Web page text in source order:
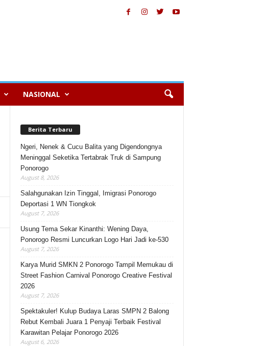
NASIONAL
Berita Terbaru
Ngeri, Nenek & Cucu Balita yang Digendongnya
Meninggal Seketika Tertabrak Truk di Sampung
Ponorogo
August 8, 2026
Salahgunakan Izin Tinggal, Imigrasi Ponorogo
Deportasi 1 WN Tiongkok
August 7, 2026
Usung Tema Sekar Kinanthi: Wening Daya,
Ponorogo Resmi Luncurkan Logo Hari Jadi ke-530
August 7, 2026
Karya Murid SMKN 2 Ponorogo Tampil Memukau di
Street Fashion Carnival Ponorogo Creative Festival
2026
August 7, 2026
Spektakuler! Kulup Budaya Laras SMPN 2 Balong
Rebut Kembali Juara 1 Penyaji Terbaik Festival
Karawitan Pelajar Ponorogo 2026
August 6, 2026